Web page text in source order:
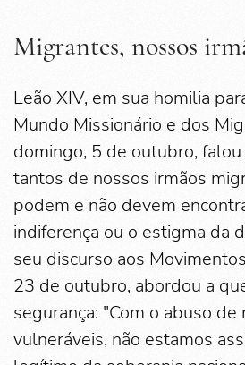
Migrantes, nossos
Leão XIV, em sua homilia
Mundo Missionário e dos
domingo, 5 de outubro,
tantos de nossos irmãos
podem e não devem
indiferença ou o estigma da
seu discurso aos
23 de outubro, abordou a
segurança: "Com o abuso de
vulneráveis, não estamos